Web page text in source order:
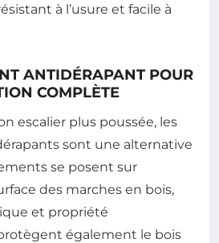
à l’usure et facile à
ANTIDÉRAPANT POUR
COMPLÈTE
escalier plus poussée, les
sont une alternative
se posent sur
des marches en bois,
et propriété
également le bois